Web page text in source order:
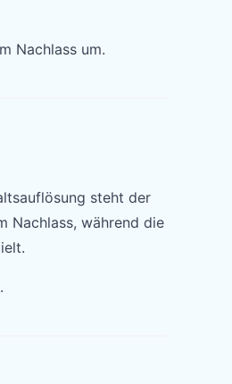
Nachlass um.
steht der
Nachlass, während die